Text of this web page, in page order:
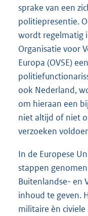
sprake van een
politiepresentie.
wordt regelmatig
Organisatie voor
Europa (OVSE)
ook Nederland,
om hieraan een
niet altijd of niet
verzoeken
In de Europese
stappen
Buitenlandse- en
inhoud te geven.
militaire èn